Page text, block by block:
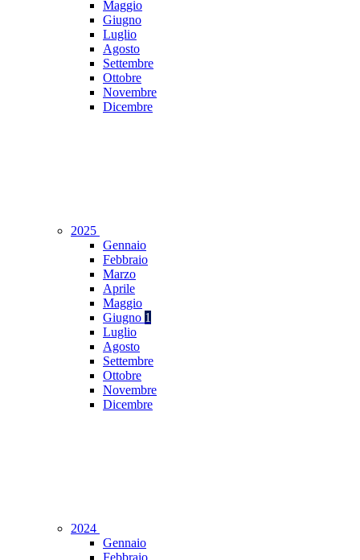
Maggio
Giugno
Luglio
Agosto
Settembre
Ottobre
Novembre
Dicembre
2025
Gennaio
Febbraio
Marzo
Aprile
Maggio
Giugno 1
Luglio
Agosto
Settembre
Ottobre
Novembre
Dicembre
2024
Gennaio